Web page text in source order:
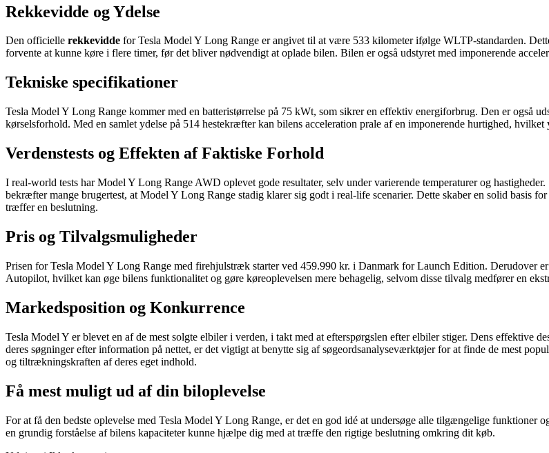
Rekkevidde og Ydelse
Den officielle rekkevidde for Tesla Model Y Long Range er angivet til at være 533 kilometer ifølge WLTP-standarden.
forvente at kunne køre i flere timer, før det bliver nødvendigt at oplade bilen. Bilen er også udstyret med imponerende
Tekniske specifikationer
Tesla Model Y Long Range kommer med en batteristørrelse på 75 kWt, som sikrer en effektiv energiforbrug. Den er også
kørselsforhold. Med en samlet ydelse på 514 hestekræfter kan bilens acceleration prale af en imponerende hurtighed, hvilket
Verdenstests og Effekten af Faktiske Forhold
I real-world tests har Model Y Long Range AWD oplevet gode resultater, selv under varierende temperaturer og
bekræfter mange brugertest, at Model Y Long Range stadig klarer sig godt i real-life scenarier. Dette skaber en solid basis
træffer en beslutning.
Pris og Tilvalgsmuligheder
Prisen for Tesla Model Y Long Range med firehjulstræk starter ved 459.990 kr. i Danmark for Launch Edition. Derudover
Autopilot, hvilket kan øge bilens funktionalitet og gøre køreoplevelsen mere behagelig, selvom disse tilvalg medfører en
Markedsposition og Konkurrence
Tesla Model Y er blevet en af de mest solgte elbiler i verden, i takt med at efterspørgslen efter elbiler stiger. Dens effektive
deres søgninger efter information på nettet, er det vigtigt at benytte sig af søgeordsanalyseværktøjer for at finde de mest
og tiltrækningskraften af deres eget indhold.
Få mest muligt ud af din biloplevelse
For at få den bedste oplevelse med Tesla Model Y Long Range, er det en god idé at undersøge alle tilgængelige
en grundig forståelse af bilens kapaciteter kunne hjælpe dig med at træffe den rigtige beslutning omkring dit køb.